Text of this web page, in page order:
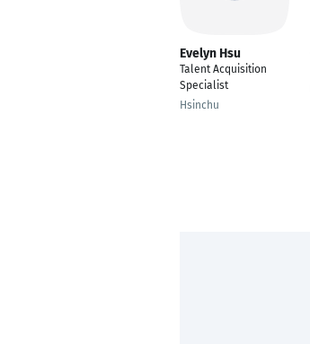
Evelyn Hsu
Talent Acquisition
Specialist
Hsinchu